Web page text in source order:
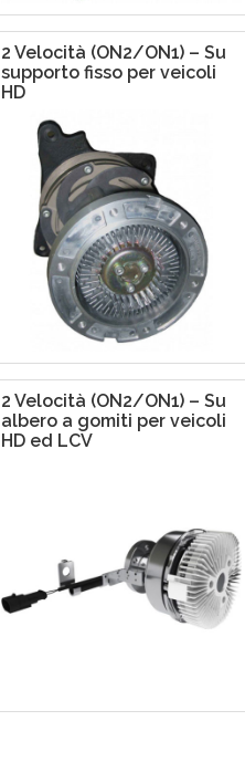
2 Velocità (ON2/ON1) – Su
supporto fisso per veicoli
HD
2 Velocità (ON2/ON1) – Su
albero a gomiti per veicoli
HD ed LCV